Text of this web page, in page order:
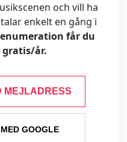
och vill ha
enkelt en gång i
får du
år.
MEJLADRESS
GOOGLE